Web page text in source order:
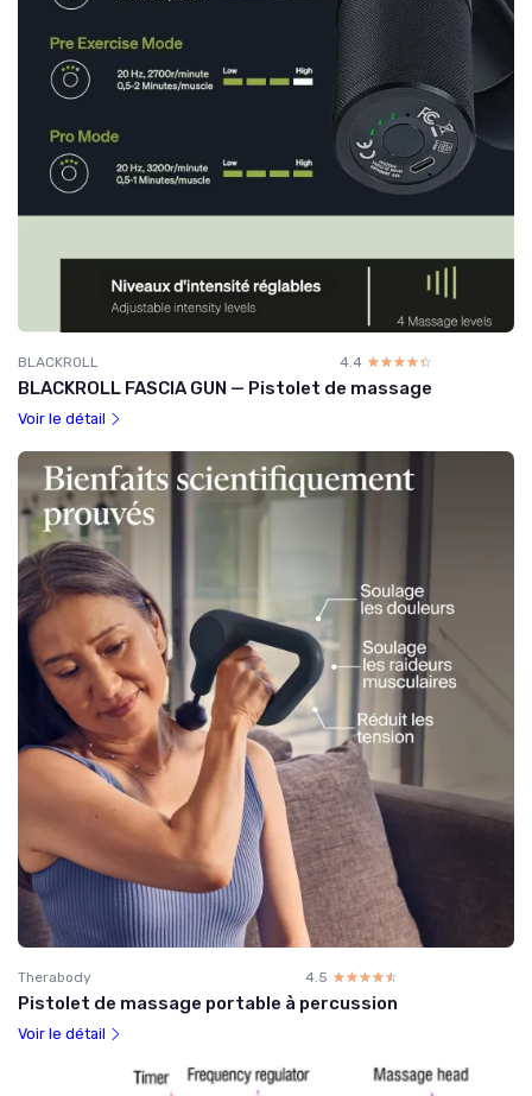
BLACKROLL 4.4 ☆☆☆☆☆
★★★★★
BLACKROLL FASCIA GUN — Pistolet de massage
Voir le détail
Therabody 4.5 ☆☆☆☆☆
★★★★★
Pistolet de massage portable à percussion
Voir le détail